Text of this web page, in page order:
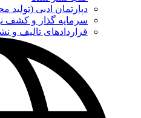
دپارتمان ادبی (تولید
سرمایه گذار و کشف
قراردادهای تالیف و